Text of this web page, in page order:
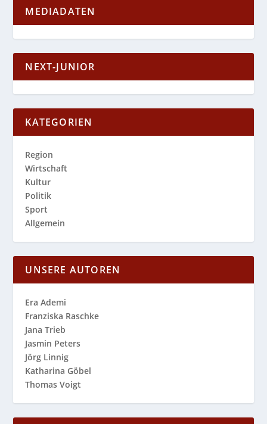
MEDIADATEN
NEXT-JUNIOR
KATEGORIEN
Region
Wirtschaft
Kultur
Politik
Sport
Allgemein
UNSERE AUTOREN
Era Ademi
Franziska Raschke
Jana Trieb
Jasmin Peters
Jörg Linnig
Katharina Göbel
Thomas Voigt